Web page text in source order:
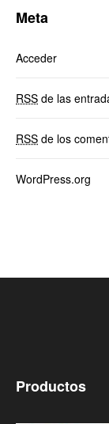
Meta
Acceder
RSS de las
RSS de los
WordPress.org
Productos